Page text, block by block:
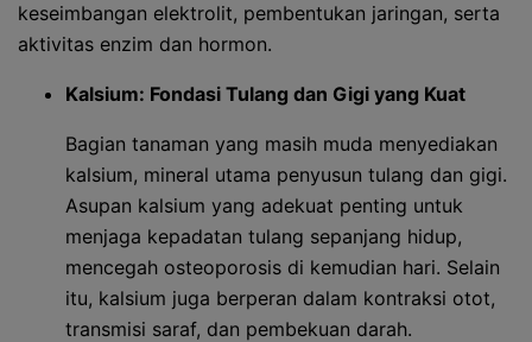
keseimbangan elektrolit, pembentukan jaringan, serta
aktivitas enzim dan hormon.
Kalsium: Fondasi Tulang dan Gigi yang Kuat
Bagian tanaman yang masih muda menyediakan
kalsium, mineral utama penyusun tulang dan gigi.
Asupan kalsium yang adekuat penting untuk
menjaga kepadatan tulang sepanjang hidup,
mencegah osteoporosis di kemudian hari. Selain
itu, kalsium juga berperan dalam kontraksi otot,
transmisi saraf, dan pembekuan darah.